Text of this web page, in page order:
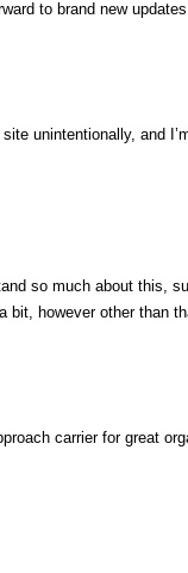
to brand new
unintentionally, and
so much about this,
bit, however other than
carrier for great